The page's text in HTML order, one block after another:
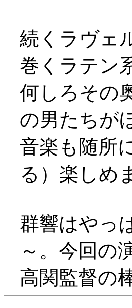
続くラヴェ
巻くラテン
何しろその
の男たちが
音楽も随所
る）楽しめ
群響はやっ
～。今回の
高関監督の